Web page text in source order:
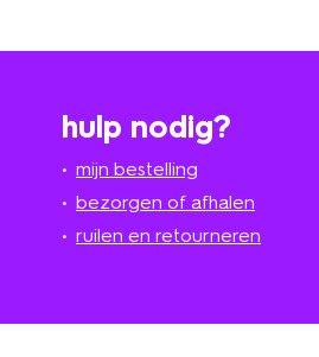
hulp nodig?
mijn bestelling
bezorgen of afhalen
ruilen en retourneren